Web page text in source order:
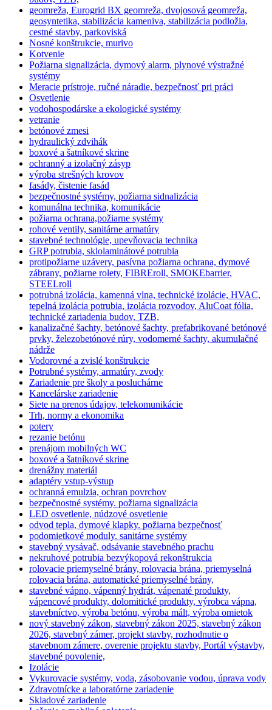
geomreža, Eurogrid BX geomreža, dvojosová geomreža,
geosyntetika, stabilizácia kameniva, stabilizácia podložia,
cestné stavby, parkoviská
Nosné konštrukcie, murivo
Kotvenie
Požiarna signalizácia, dymový alarm, plynové výstražné
systémy
Meracie prístroje, ručné náradie, bezpečnosť pri práci
Osvetlenie
vodohospodárske a ekologické systémy
vetranie
betónové zmesi
hydraulický zdvihák
boxové a šatníkové skrine
ochranný a izolačný zásyp
výroba strešných krovov
fasády, čistenie fasád
bezpečnostné systémy, požiarna sidnalizácia
komunálna technika, komunikácie
požiarna ochrana,požiarne systémy
rohové ventily, sanitárne armatúry
stavebné technológie, upevňovacia technika
GRP potrubia, sklolaminátové potrubia
protipožiarne uzávery, pasívna požiarna ochrana, dymové
zábrany, požiarne rolety, FIBREroll, SMOKEbarrier,
STEELroll
potrubná izolácia, kamenná vlna, technické izolácie, HVAC,
tepelná izolácia potrubia, izolácia rozvodov, AluCoat fólia,
technické zariadenia budov, TZB,
kanalizačné šachty, betónové šachty, prefabrikované betónové
prvky, železobetónové rúry, vodomerné šachty, akumulačné
nádrže
Vodorovné a zvislé konštrukcie
Potrubné systémy, armatúry, zvody
Zariadenie pre školy a posluchárne
Kancelárske zariadenie
Siete na prenos údajov, telekomunikácie
Trh, normy a ekonomika
potery
rezanie betónu
prenájom mobilných WC
boxové a šatníkové skrine
drenážny materiál
adaptéry vstup-výstup
ochranná emulzia, ochran povrchov
bezpečnostné systémy. požiarna signalizácia
LED osvetlenie, núdzové osvetlenie
odvod tepla, dymové klapky. požiarna bezpečnosť
podomietkové moduly. sanitárne systémy
stavebný vysávač, odsávanie stavebného prachu
nekruhové potrubia bezvýkopová rekonštrukcia
rolovacie priemyselné brány, rolovacia brána, priemyselná
rolovacia brána, automatické priemyselné brány,
stavebné vápno, vápenný hydrát, vápenaté produkty,
vápencové produkty, dolomitické produkty, výrobca vápna,
stavebníctvo, výroba betónu, výroba mált, výroba omietok
nový stavebný zákon, stavebný zákon 2025, stavebný zákon
2026, stavebný zámer, projekt stavby, rozhodnutie o
stavebnom zámere, overenie projektu stavby, Portál výstavby,
stavebné povolenie,
Izolácie
Vykurovacie systémy, voda, zásobovanie vodou, úprava vody
Zdravotnícke a laboratórne zariadenie
Skladové zariadenie